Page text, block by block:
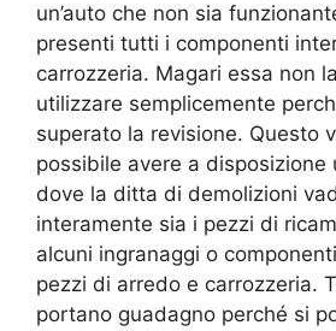
un’auto che non sia
presenti tutti i componenti
carrozzeria. Magari essa non
utilizzare semplicemente
superato la revisione. Questo
possibile avere a disposizione
dove la ditta di demolizioni
interamente sia i pezzi di
alcuni ingranaggi o
pezzi di arredo e carrozzeria.
portano guadagno perché si